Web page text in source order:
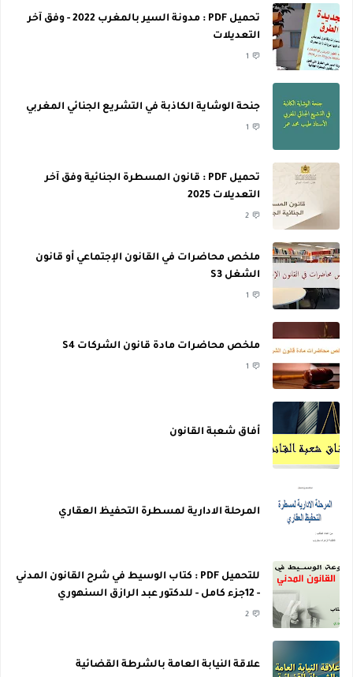
تحميل PDF : مدونة السير بالمغرب 2022 - وفق آخر
التعديلات
1
جنحة الوشاية الكاذبة في التشريع الجنائي المغربي
1
تحميل PDF : قانون المسطرة الجنائية وفق آخر
التعديلات 2025
2
ملخص محاضرات في القانون الإجتماعي أو قانون
الشغل S3
1
ملخص محاضرات مادة قانون الشركات S4
1
أفاق شعبة القانون
المرحلة الادارية لمسطرة التحفيظ العقاري
للتحميل PDF : كتاب الوسيط في شرح القانون المدني
- 12جزء كامل - للدكتور عبد الرازق السنهوري
2
علاقة النيابة العامة بالشرطة القضائية